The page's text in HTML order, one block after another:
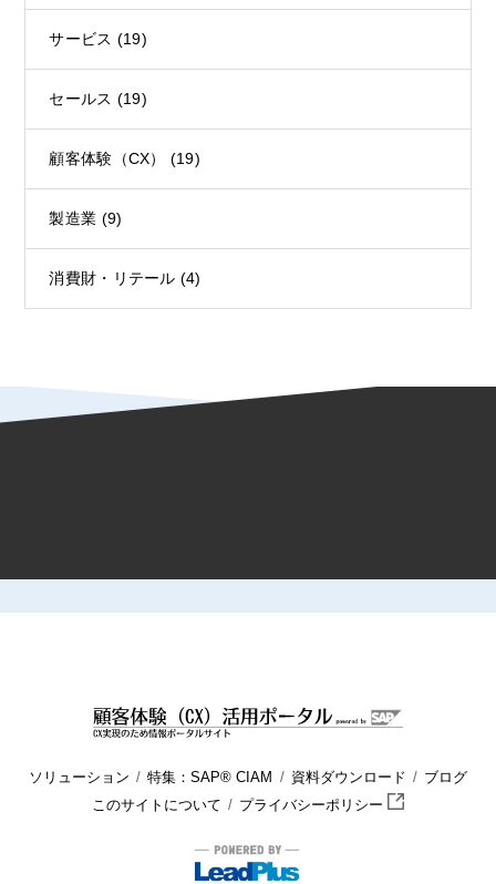
サービス (19)
セールス (19)
顧客体験（CX） (19)
製造業 (9)
消費財・リテール (4)
ソリューション 特集：SAP® CIAM 資料ダウンロード
ブログ
このサイトについて
プライバシーポリシー